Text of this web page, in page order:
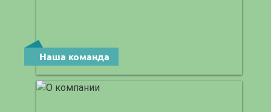
Наша команда